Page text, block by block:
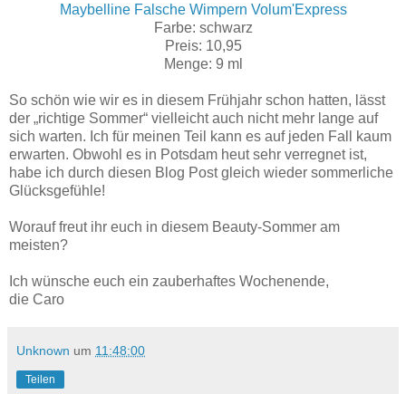
Maybelline Falsche Wimpern Volum'Express
Farbe: schwarz
Preis: 10,95
Menge: 9 ml
So schön wie wir es in diesem Frühjahr schon hatten, lässt
der „richtige Sommer“ vielleicht auch nicht mehr lange auf
sich warten. Ich für meinen Teil kann es auf jeden Fall kaum
erwarten. Obwohl es in Potsdam heut sehr verregnet ist,
habe ich durch diesen Blog Post gleich wieder sommerliche
Glücksgefühle!
Worauf freut ihr euch in diesem Beauty-Sommer am
meisten?
Ich wünsche euch ein zauberhaftes Wochenende,
die Caro
Unknown um 11:48:00
Teilen